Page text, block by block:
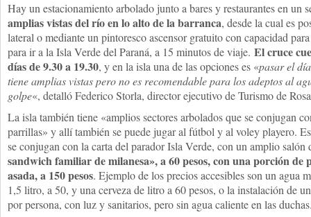
Hay un estacionamiento arbolado junto a bares y restaurantes en un
amplias vistas del río en lo alto de la barranca, desde la cual es
lateral o mediante un pintoresco ascensor gratuito con capacidad
para ir a la Isla Verde del Paraná, a 15 minutos de viaje. El cruce
días de 9.30 a 19.30, y en la isla una de las opciones es «pasar el
tiene amplias vistas pero no es recomendable para los adeptos al
golpe«, detalló Federico Storla, director ejecutivo de Turismo de
La isla también tiene «amplios sectores arbolados que se conjugan
parrillas» y allí también se puede jugar al fútbol y al voley playero.
se conjugan con la carta del parador Isla Verde, con un amplio salón
sandwich familiar de milanesa», a 60 pesos, con una porción de
asada, a 150 pesos. Ejemplo de los precios accesibles son un agua
1,5 litro, a 50, y una cerveza de litro a 60 pesos, o la instalación de
por persona, con luz y sanitarios, pero sin agua caliente en las